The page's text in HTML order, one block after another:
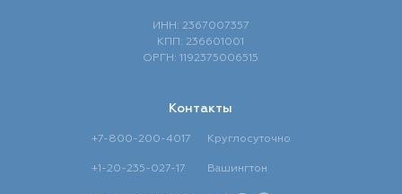
ИНН: 2367007357
КПП: 236601001
ОРГН: 1192375006515
Контакты
+7-800-200-4017 Круглосуточно
+1-20-235-027-17 Вашингтон